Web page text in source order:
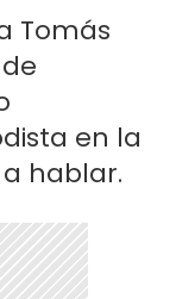
Tomás
en la
hablar.